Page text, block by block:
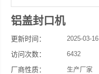
铝盖封口机
更新时间： 2025-03-16
访问次数： 6432
厂商性质： 生产厂家